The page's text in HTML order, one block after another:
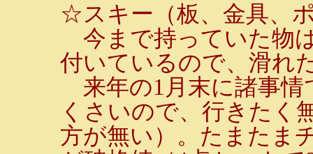
☆スキー（板、金具、
今まで持っていた物
付いているので、滑れ
来年の1月末に諸事情
くさいので、行きたく
方が無い）。たまたま